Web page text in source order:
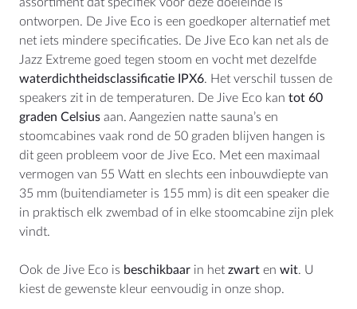
ontworpen. De Jive Eco is een goedkoper alternatief met
net iets mindere specificaties. De Jive Eco kan net als de
Jazz Extreme goed tegen stoom en vocht met dezelfde
waterdichtheidsclassificatie IPX6. Het verschil tussen de
speakers zit in de temperaturen. De Jive Eco kan tot 60
graden Celsius aan. Aangezien natte sauna’s en
stoomcabines vaak rond de 50 graden blijven hangen is
dit geen probleem voor de Jive Eco. Met een maximaal
vermogen van 55 Watt en slechts een inbouwdiepte van
35 mm (buitendiameter is 155 mm) is dit een speaker die
in praktisch elk zwembad of in elke stoomcabine zijn plek
vindt.
Ook de Jive Eco is beschikbaar in het zwart en wit. U
kiest de gewenste kleur eenvoudig in onze shop.